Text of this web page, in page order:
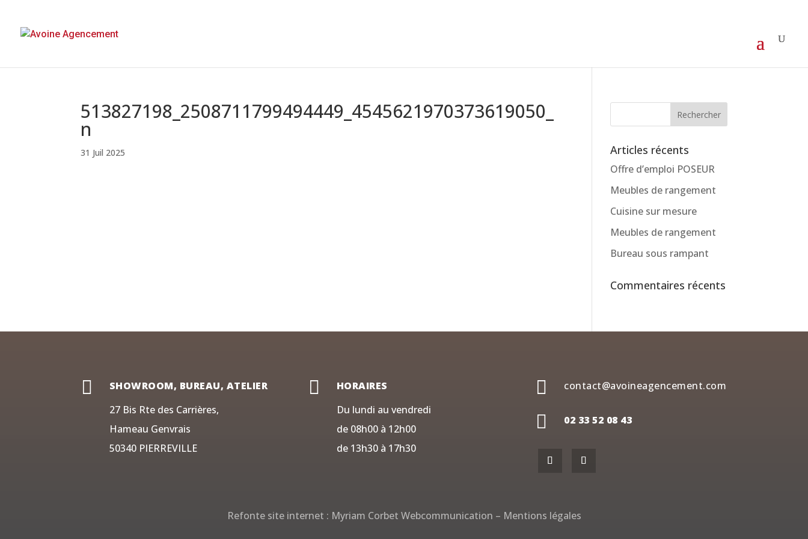
513827198_2508711799494449_4545621970373619050_
n
31 Juil 2025 Articles récents
Offre d’emploi POSEUR
Meubles de rangement
Cuisine sur mesure
Meubles de rangement
Bureau sous rampant
Commentaires récents

SHOWROOM, BUREAU, ATELIER
27 Bis Rte des Carrières,
Hameau Genvrais
50340 PIERREVILLE

HORAIRES
Du lundi au vendredi
de 08h00 à 12h00
de 13h30 à 17h30
 contact@avoineagencement.com
 02 33 52 08 43
Refonte site internet : Myriam Corbet Webcommunication – Mentions légales